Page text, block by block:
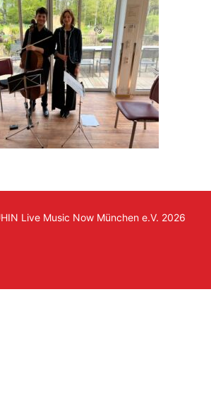
Live Music Now München e.V. 2026